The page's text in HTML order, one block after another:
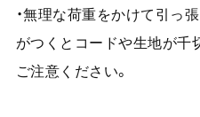
・無理な荷重をかけて引っ
がつくとコードや生地が千
ご注意ください。